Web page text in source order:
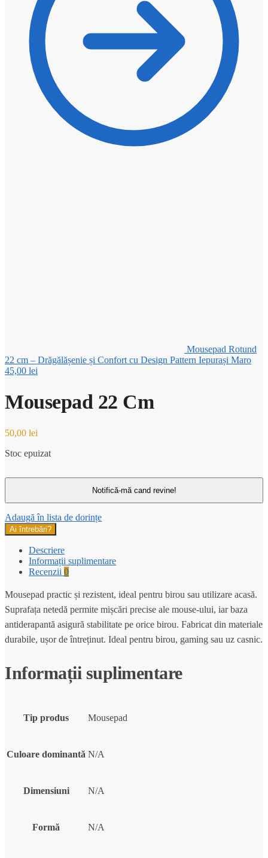
Mousepad Rotund
22 cm – Drăgălășenie și Confort cu Design Pattern Iepurași Maro
45,00 lei
Mousepad 22 Cm
50,00 lei
Stoc epuizat
Adaugă în lista de dorințe
Ai întrebări?
Descriere
Informații suplimentare
Recenzii 0
Mousepad practic și rezistent, ideal pentru birou sau utilizare acasă.
Suprafața netedă permite mișcări precise ale mouse-ului, iar baza
antiderapantă asigură stabilitate pe orice birou. Fabricat din materiale
durabile, ușor de întreținut. Ideal pentru birou, gaming sau uz casnic.
Informații suplimentare
Tip produs Mousepad
Culoare dominantă N/A
Dimensiuni N/A
Formă N/A